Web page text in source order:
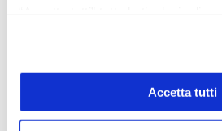
conoscere le caratteristiche dei
invita a pendere visionecookie
momento è possibile modificare o
prestati cliccando su
Accetta tutti
Pitture lavabili e